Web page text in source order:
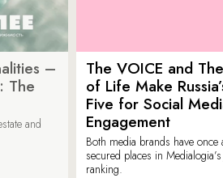
–
The
and
The VOICE and
of Life Make
Five for Social
Engagement
Both media brands have once
secured places in Medialogia’s
ranking.